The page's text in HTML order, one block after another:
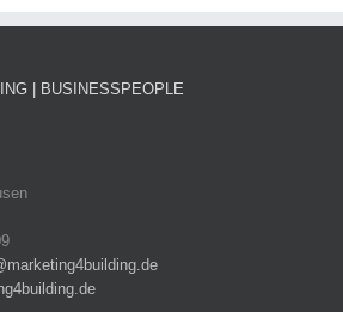
| BUSINESSPEOPLE